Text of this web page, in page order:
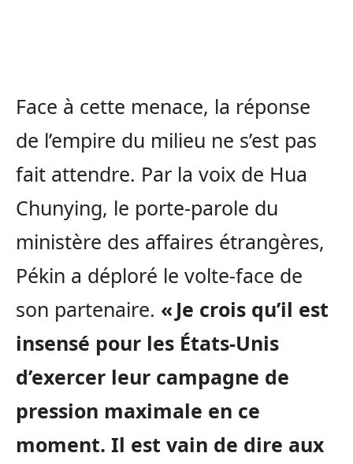
Face à cette menace, la réponse
de l’empire du milieu ne s’est pas
fait attendre. Par la voix de Hua
Chunying, le porte-parole du
ministère des affaires étrangères,
Pékin a déploré le volte-face de
son partenaire. « Je crois qu’il est
insensé pour les États-Unis
d’exercer leur campagne de
pression maximale en ce
moment. Il est vain de dire aux